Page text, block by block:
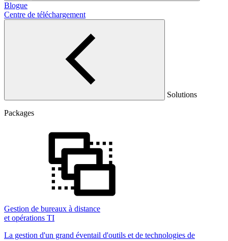
Blogue
Centre de téléchargement
Solutions
Packages
Gestion de bureaux à distance
et opérations TI
La gestion d'un grand éventail d'outils et de technologies de